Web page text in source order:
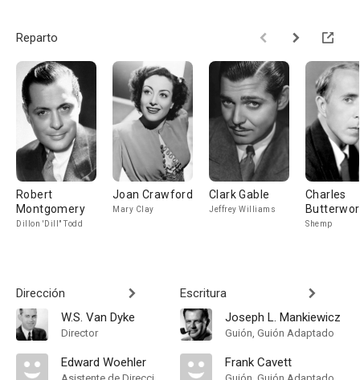
Reparto
Robert
Montgomery
Dillon 'Dill" Todd
Joan Crawford
Mary Clay
Clark Gable
Jeffrey Williams
Charles
Shemp
Dirección
W.S. Van Dyke
Director
Edward Woehler
Escritura
Joseph L. Mankiewicz
Guión, Guión Adaptado
Frank Cavett